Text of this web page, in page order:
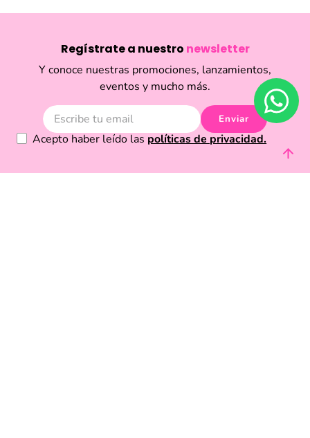
Regístrate a nuestro newsletter
Y conoce nuestras promociones, lanzamientos,
eventos y mucho más.
Enviar
Acepto haber leído las políticas de privacidad.